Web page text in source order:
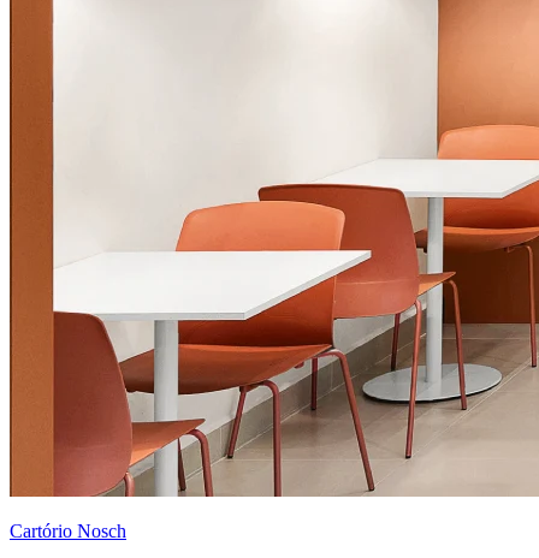
Cartório Nosch